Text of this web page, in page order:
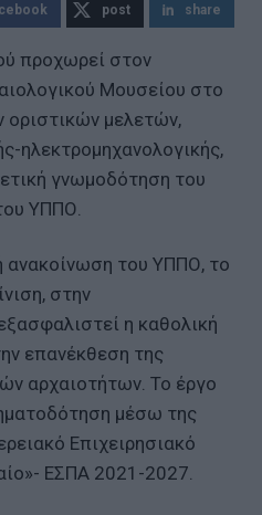
post share
προχωρεί στον
Μουσείου στο
οριστικών μελετών,
ηλεκτρομηχανολογικής,
γνωμοδότηση του
ΥΠΠΟ.
ανακοίνωση του ΥΠΠΟ, το
στην
η καθολική
επανέκθεση της
αρχαιοτήτων. Το έργο
μέσω της
Επιχειρησιακό
ΕΣΠΑ 2021-2027.